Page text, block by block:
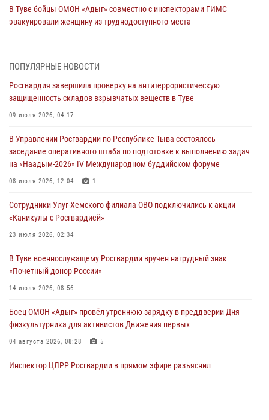
В Туве бойцы ОМОН «Адыг» совместно с инспекторами ГИМС
эвакуировали женщину из труднодоступного места
Росгвардия проверила организацию отдыха детей в детских
31 июля 2026, 03:49
Сотрудники вневедомственной охраны приняли участие в акции
29 июля 2026, 09:41
26 сигналов «Тревога» с автотранспортов отработали экипажи
задержаний Росгвардии в Туве с начала года
В Туве офицер Росгвардии подвела итоги юбилейного личного
забега
ПОПУЛЯРНЫЕ НОВОСТИ
Росгвардия завершила проверку на антитеррористическую
защищенность складов взрывчатых веществ в Туве
09 июля 2026, 04:17
В Управлении Росгвардии по Республике Тыва состоялось
заседание оперативного штаба по подготовке к выполнению задач
на «Наадым-2026» IV Международном буддийском форуме
08 июля 2026, 12:04 1
Сотрудники Улуг-Хемского филиала ОВО подключились к акции
«Каникулы с Росгвардией»
23 июля 2026, 02:34
В Туве военнослужащему Росгвардии вручен нагрудный знак
«Почетный донор России»
14 июля 2026, 08:56
Боец ОМОН «Адыг» провёл утреннюю зарядку в преддверии Дня
физкультурника для активистов Движения первых
04 августа 2026, 08:28 5
Инспектор ЦЛРР Росгвардии в прямом эфире разъяснил